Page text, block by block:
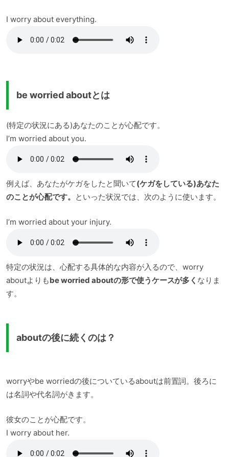
I worry about everything.
be worried aboutとは
(特定の状況にある)あなたのことが心配です。
I’m worried about you.
例えば、あなたがケガをしたと聞いて(ケガをしている)あなた
のことが心配です。 といった状況では、次のように使います。
I’m worried about your injury.
特定の状況は、心配する具体的な内容が入るので、worry
aboutよりもbe worried aboutの形で使うケースが多く なりま
す。
aboutの後に続くのは？
worryやbe worriedの後についているaboutは前置詞。後ろに
は名詞や代名詞がきます。
彼女のことが心配です。
I worry about her.